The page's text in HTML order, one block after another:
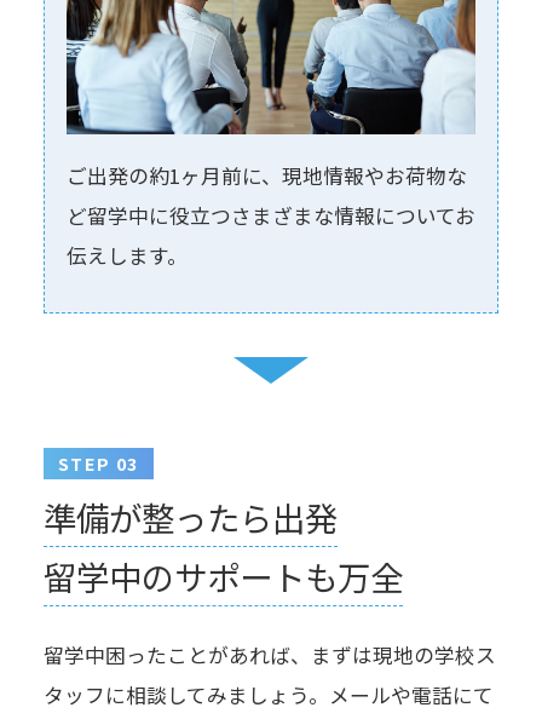
ご出発の約1ヶ⽉前に、現地情報やお荷物な
ど留学中に役⽴つさまざまな情報についてお
伝えします。
STEP 03
準備が整ったら出発
留学中のサポートも万全
留学中困ったことがあれば、まずは現地の学校ス
タッフに相談してみましょう。メールや電話にて